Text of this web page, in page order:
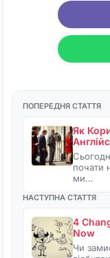
ПОПЕРЕДНЯ СТАТТЯ
Як
почати
ми…
НАСТУПНА СТАТТЯ
4
Now
Чи